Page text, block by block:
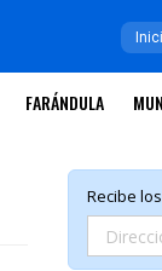
FARÁNDULA